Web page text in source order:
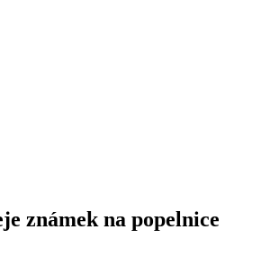
známek na popelnice